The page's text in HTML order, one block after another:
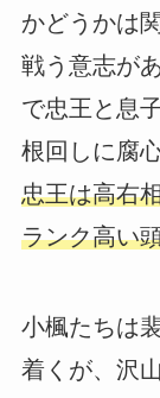
かどうかは
戦う意志が
で忠王と息
根回しに腐
忠王は高右
ランク高い
小楓たちは
着くが、沢